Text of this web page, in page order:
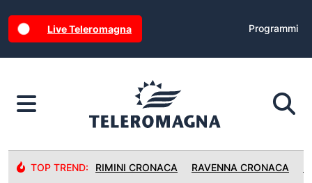
Live Teleromagna Programmi
TOP TREND: RIMINI CRONACA RAVENNA CRONACA